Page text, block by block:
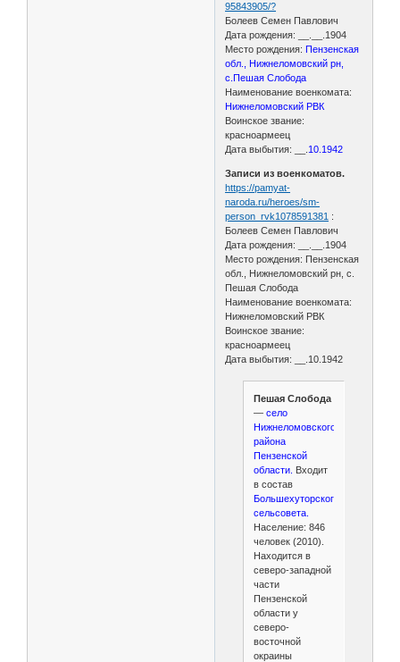
95843905/?
Болеев Семен Павлович
Дата рождения: __.__.1904
Место рождения: Пензенская
обл., Нижнеломовский рн,
с.Пешая Слобода
Наименование военкомата:
Нижнеломовский РВК
Воинское звание:
красноармеец
Дата выбытия: __.10.1942
Записи из военкоматов.
https://pamyat-
naroda.ru/heroes/sm-
person_rvk1078591381 :
Болеев Семен Павлович
Дата рождения: __.__.1904
Место рождения: Пензенская
обл., Нижнеломовский рн, с.
Пешая Слобода
Наименование военкомата:
Нижнеломовский РВК
Воинское звание:
красноармеец
Дата выбытия: __.10.1942
Пешая Слобода
— село
Нижнеломовского
района
Пензенской
области. Входит
в состав
Большехуторского
сельсовета.
Население: 846
человек (2010).
Находится в
северо-западной
части
Пензенской
области у
северо-
восточной
окраины